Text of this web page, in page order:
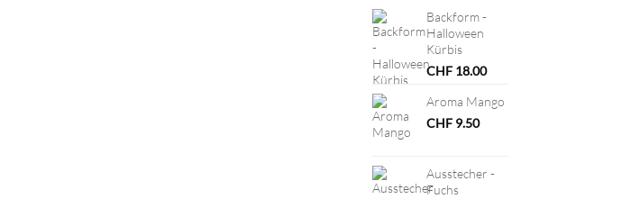
Backform -
Halloween
Kürbis
CHF 18.00
Aroma Mango
CHF 9.50
Ausstecher -
Fuchs